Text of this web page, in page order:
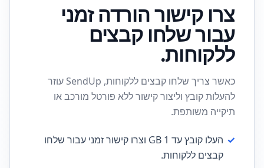
צרו קישור הורדה זמני
עבור שלחו קבצים
ללקוחות.
כאשר צריך שלחו קבצים ללקוחות, SendUp עוזר
להעלות קובץ וליצור קישור ללא פורטל מורכב או
תיקייה משותפת.
✓
העלו קובץ עד 1 GB וצרו קישור זמני עבור שלחו
קבצים ללקוחות.